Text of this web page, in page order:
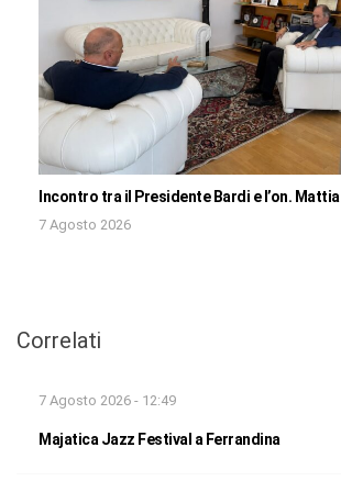
Incontro tra il Presidente Bardi e l’on. Mattia
7 Agosto 2026
Correlati
7 Agosto 2026 - 12:49
Majatica Jazz Festival a Ferrandina